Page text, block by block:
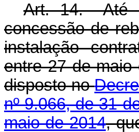
Art. 14. Até
concessão de
instalação
entre 27 de
disposto no
nº 9.066, de 31
maio de 2014,